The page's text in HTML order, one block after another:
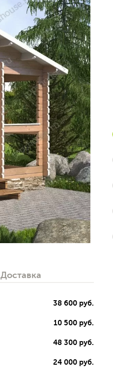
Доставка
38 600 руб.
10 500 руб.
48 300 руб.
24 000 руб.